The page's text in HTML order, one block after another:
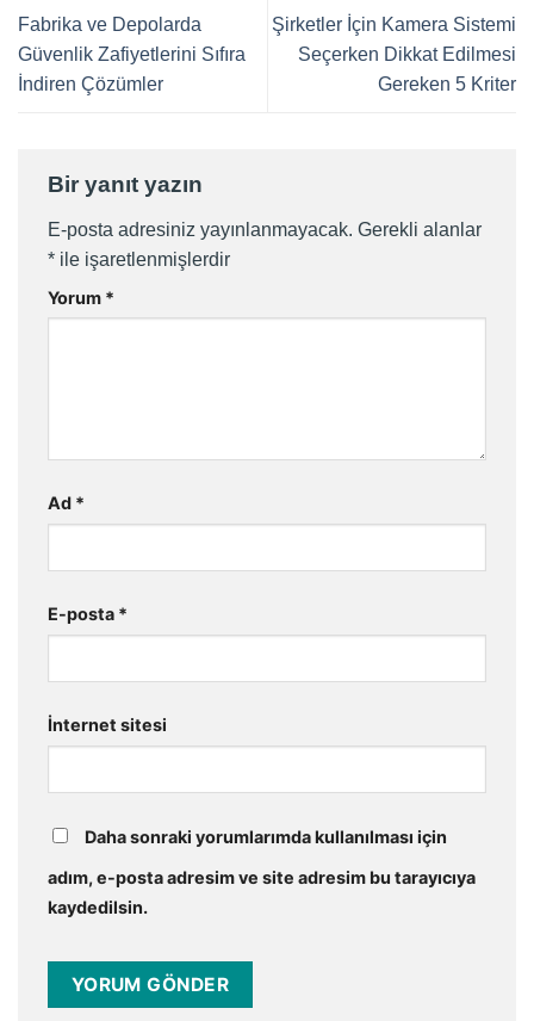
Fabrika ve Depolarda
Güvenlik Zafiyetlerini Sıfıra
İndiren Çözümler
Şirketler İçin Kamera Sistemi
Seçerken Dikkat Edilmesi
Gereken 5 Kriter
Bir yanıt yazın
E-posta adresiniz yayınlanmayacak. Gerekli alanlar
* ile işaretlenmişlerdir
Yorum *
Ad *
E-posta *
İnternet sitesi
Daha sonraki yorumlarımda kullanılması için
adım, e-posta adresim ve site adresim bu tarayıcıya
kaydedilsin.